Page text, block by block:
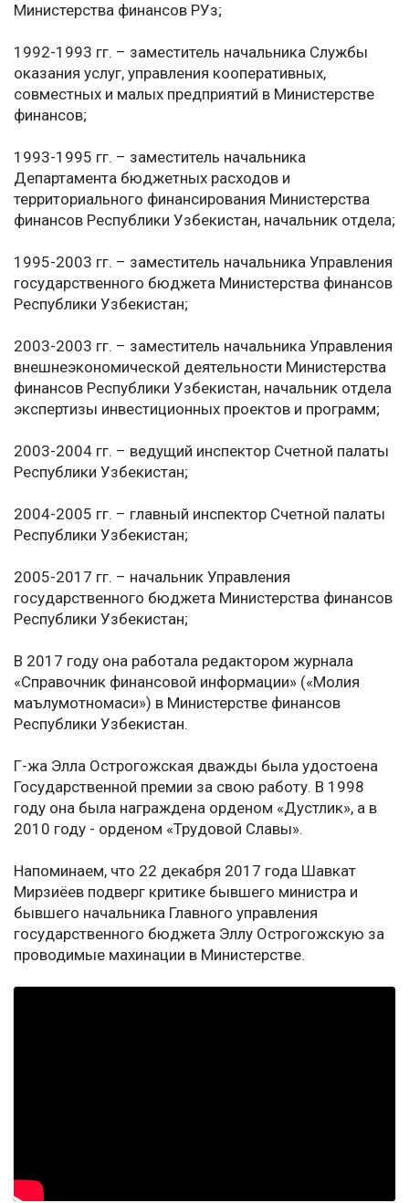
Министерства финансов РУз;
1992-1993 гг. – заместитель начальника Службы
оказания услуг, управления кооперативных,
совместных и малых предприятий в Министерстве
финансов;
1993-1995 гг. – заместитель начальника
Департамента бюджетных расходов и
территориального финансирования Министерства
финансов Республики Узбекистан, начальник отдела;
1995-2003 гг. – заместитель начальника Управления
государственного бюджета Министерства финансов
Республики Узбекистан;
2003-2003 гг. – заместитель начальника Управления
внешнеэкономической деятельности Министерства
финансов Республики Узбекистан, начальник отдела
экспертизы инвестиционных проектов и программ;
2003-2004 гг. – ведущий инспектор Счетной палаты
Республики Узбекистан;
2004-2005 гг. – главный инспектор Счетной палаты
Республики Узбекистан;
2005-2017 гг. – начальник Управления
государственного бюджета Министерства финансов
Республики Узбекистан;
В 2017 году она работала редактором журнала
«Справочник финансовой информации» («Молия
маълумотномаси») в Министерстве финансов
Республики Узбекистан.
Г-жа Элла Острогожская дважды была удостоена
Государственной премии за свою работу. В 1998
году она была награждена орденом «Дустлик», а в
2010 году - орденом «Трудовой Славы».
Напоминаем, что 22 декабря 2017 года Шавкат
Мирзиёев подверг критике бывшего министра и
бывшего начальника Главного управления
государственного бюджета Эллу Острогожскую за
проводимые махинации в Министерстве.